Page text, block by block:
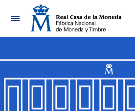
Navigation
Show/Hide